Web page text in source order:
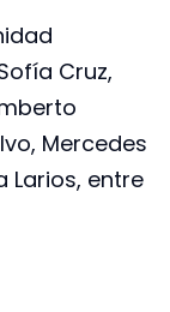
Cruz,
Mercedes
Larios, entre